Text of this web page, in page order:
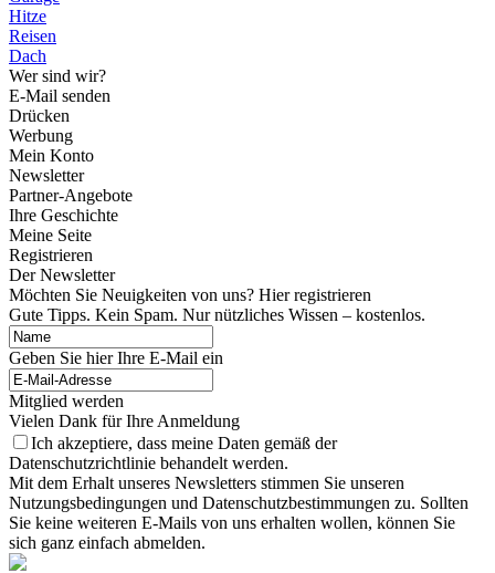
Hitze
Reisen
Dach
Wer sind wir?
E-Mail senden
Drücken
Werbung
Mein Konto
Newsletter
Partner-Angebote
Ihre Geschichte
Meine Seite
Registrieren
Der Newsletter
Möchten Sie Neuigkeiten von uns? Hier registrieren
Gute Tipps. Kein Spam. Nur nützliches Wissen – kostenlos.
Geben Sie hier Ihre E-Mail ein
Mitglied werden
Vielen Dank für Ihre Anmeldung
Ich akzeptiere, dass meine Daten gemäß der
Datenschutzrichtlinie behandelt werden.
Mit dem Erhalt unseres Newsletters stimmen Sie unseren
Nutzungsbedingungen und Datenschutzbestimmungen zu. Sollten
Sie keine weiteren E-Mails von uns erhalten wollen, können Sie
sich ganz einfach abmelden.